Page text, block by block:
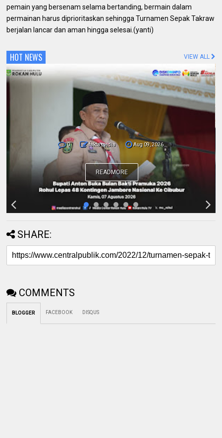
pemain yang bersenam selama bertanding, bermain dalam
permainan harus diprioritaskan sehingga Turnamen Sepak Takraw
berjalan lancar dan aman hingga selesai.(yanti)
HOT NEWS VIEW ALL
fakta media Aug 09, 2026
Pemda dan Polres Rokan Hulu Intens
Berkoordinasi untuk Penyusunan Perda
Lingkungan dan Penanaman Pohon Guna
Mendukung Program Green Policing
READMORE
SHARE:
COMMENTS
BLOGGER FACEBOOK DISQUS